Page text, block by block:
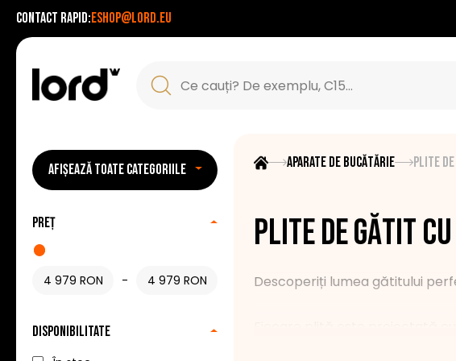
Contact rapid:eshop@lord.eu
AFIȘEAZĂ TOATE CATEGORIILE
Preț
-
Disponibilitate
Aparate de bucătărie Plite
Plite de gătit
Descoperiți lumea gătitului
Fiecare plită este proiectată